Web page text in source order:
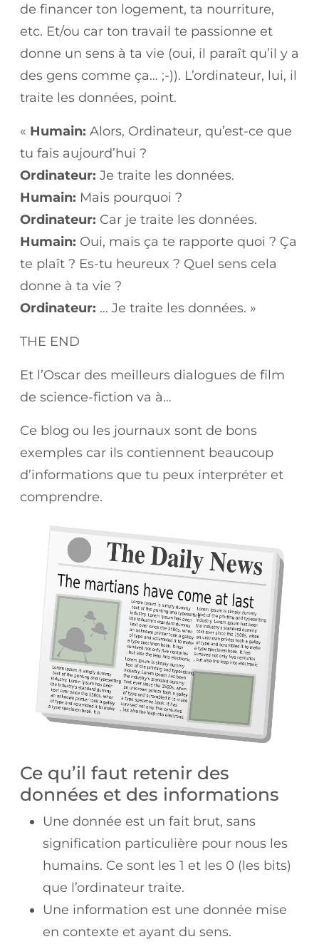
de financer ton logement, ta nourriture,
etc. Et/ou car ton travail te passionne et
donne un sens à ta vie (oui, il paraît qu’il y a
des gens comme ça… ;-)). L’ordinateur, lui, il
traite les données, point.
« Humain: Alors, Ordinateur, qu’est-ce que
tu fais aujourd’hui ?
Ordinateur: Je traite les données.
Humain: Mais pourquoi ?
Ordinateur: Car je traite les données.
Humain: Oui, mais ça te rapporte quoi ? Ça
te plaît ? Es-tu heureux ? Quel sens cela
donne à ta vie ?
Ordinateur: … Je traite les données. »
THE END
Et l’Oscar des meilleurs dialogues de film
de science-fiction va à…
Ce blog ou les journaux sont de bons
exemples car ils contiennent beaucoup
d’informations que tu peux interpréter et
comprendre.
Ce qu’il faut retenir des
données et des informations
Une donnée est un fait brut, sans
signification particulière pour nous les
humains. Ce sont les 1 et les 0 (les bits)
que l’ordinateur traite.
Une information est une donnée mise
en contexte et ayant du sens.